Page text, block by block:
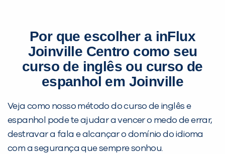
Por que escolher a inFlux
Joinville Centro como seu
curso de inglês ou curso de
espanhol em Joinville
Veja como nosso método do curso de inglês e
espanhol pode te ajudar a vencer o medo de errar,
destravar a fala e alcançar o domínio do idioma
com a segurança que sempre sonhou.